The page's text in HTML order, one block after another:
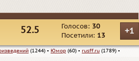
+1
Голосов: 30
Посетили: 13
52.5
(1244) ▪ Юмор (60) ▪ rusff.ru (1789) ▪